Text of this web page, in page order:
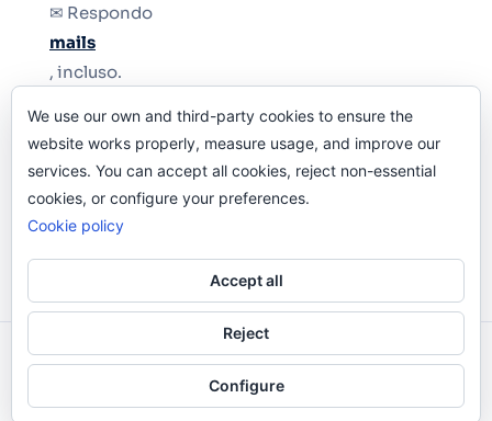
✉ Respondo
mails
, incluso.
Y si una persona no puede tener teléfono, que
le quiten el teléfono.
Odi O'Malley © 2016-2025. Todos Los Derechos
Reservados.
We use our own and third-party cookies to ensure the
website works properly, measure usage, and improve our
services. You can accept all cookies, reject non-essential
cookies, or configure your preferences.
Cookie policy
Accept all
Reject
Configure